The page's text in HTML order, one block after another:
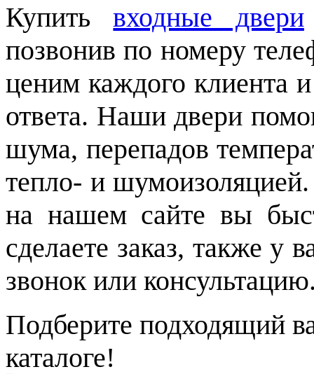
Купитьвходные двери
позвонив по номеру
ценим каждого клиента
ответа. Наши двери
шума, перепадов
тепло- и
на нашем сайте вы
сделаете заказ, также у
звонок или
Подберите подходящий
каталоге!